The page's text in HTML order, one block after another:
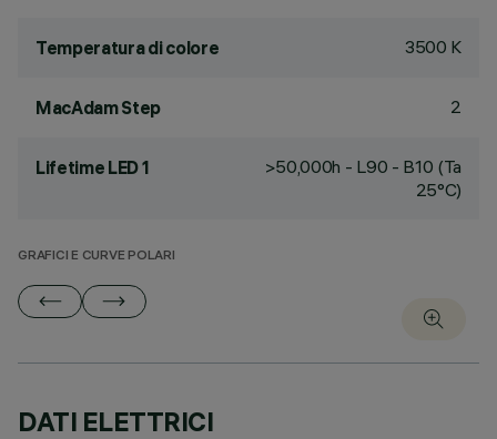
Temperatura di colore 3500 K
MacAdam Step 2
Lifetime LED 1
>50,000h - L90 - B10 (Ta
25°C)
GRAFICI E CURVE POLARI
DATI ELETTRICI